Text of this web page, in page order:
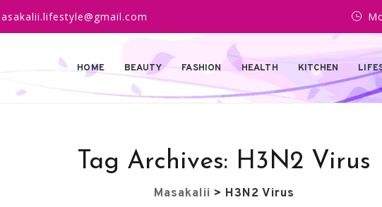
HOME BEAUTY FASHION HEALTH KITCHEN
Tag Archives: H3N2 Virus
Masakalii > H3N2 Virus